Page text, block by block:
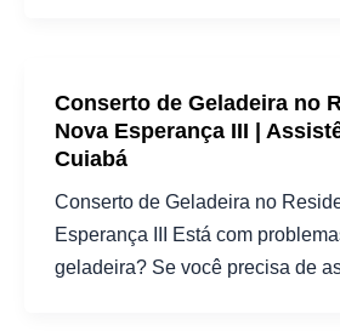
Conserto de Geladeira no
Nova Esperança III |
Cuiabá
Conserto de Geladeira no
Esperança III Está com
geladeira? Se você precisa de